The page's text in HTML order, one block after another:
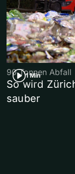
1 Min
90 Tonnen Abfall
So wird
sauber